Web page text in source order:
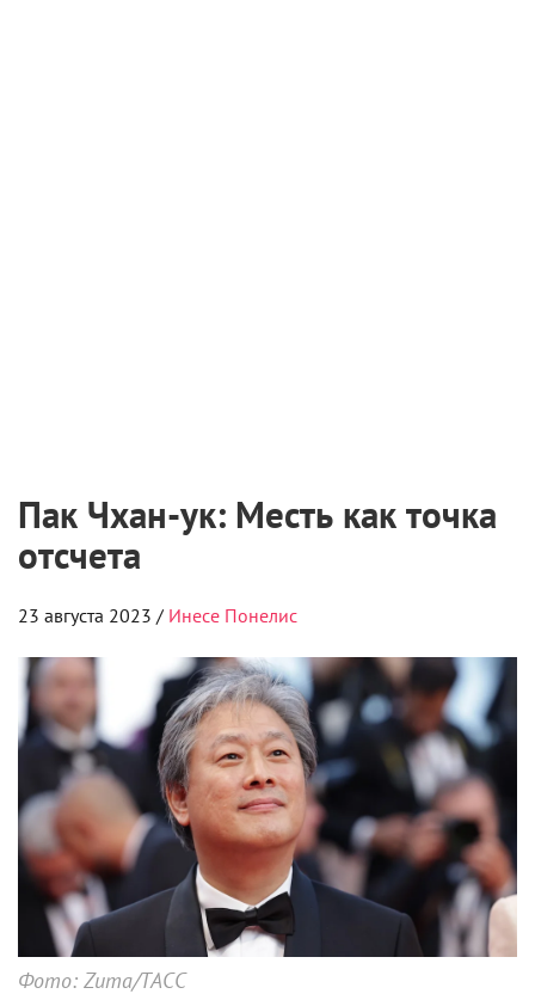
Пак Чхан-ук: Месть как точка
отсчета
23 августа 2023 / Инесе Понелис
Фото: Zuma/ТАСС